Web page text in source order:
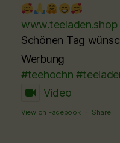
www.teeladen.shop
Schönen Tag
Werbung
#teehochn
Video
View on Facebook · Share